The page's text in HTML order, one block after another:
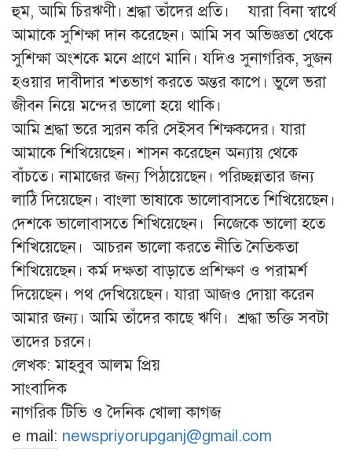
হুম, আমি চিরঋণী। শ্রদ্ধা তাঁদের প্রতি। যারা বিনা স্বার্থে
আমাকে সুশিক্ষা দান করেছেন। আমি সব অভিজ্ঞতা থেকে
সুশিক্ষা অংশকে মনে প্রাণে মানি। যদিও সুনাগরিক, সুজন
হওয়ার দাবীদার শতভাগ করতে অন্তর কাপে। ভুলে ভরা
জীবন নিয়ে মন্দের ভালো হয়ে থাকি।
আমি শ্রদ্ধা ভরে স্মরন করি সেইসব শিক্ষকদের। যারা
আমাকে শিখিয়েছেন। শাসন করেছেন অন্যায় থেকে
বাঁচতে। নামাজের জন্য পিঠায়েছেন। পরিচ্ছন্নতার জন্য
লাঠি দিয়েছেন। বাংলা ভাষাকে ভালোবাসতে শিখিয়েছেন।
দেশকে ভালোবাসতে শিখিয়েছেন। নিজেকে ভালো হতে
শিখিয়েছেন। আচরন ভালো করতে নীতি নৈতিকতা
শিখিয়েছেন। কর্ম দক্ষতা বাড়াতে প্রশিক্ষণ ও পরামর্শ
দিয়েছেন। পথ দেখিয়েছেন। যারা আজও দোয়া করেন
আমার জন্য। আমি তাঁদের কাছে ঋণি। শ্রদ্ধা ভক্তি সবটা
তাদের চরনে।
লেখক: মাহবুব আলম প্রিয়
সাংবাদিক
নাগরিক টিভি ও দৈনিক খোলা কাগজ
e mail: newspriyorupganj@gmail.com